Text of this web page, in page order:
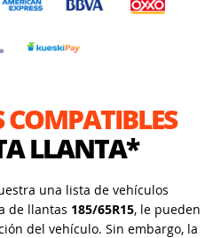
COMPATIBLES
LLANTA*
una lista de vehículos
de llantas 185/65R15, le pueden
del vehículo. Sin embargo, la